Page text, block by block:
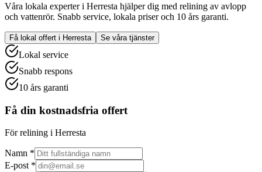
Våra lokala experter i Herresta hjälper dig med relining av avlopp
och vattenrör. Snabb service, lokala priser och 10 års garanti.
Få lokal offert i Herresta Se våra tjänster
Lokal service
Snabb respons
10 års garanti
Få din kostnadsfria offert
För relining i Herresta
Namn *
E-post *